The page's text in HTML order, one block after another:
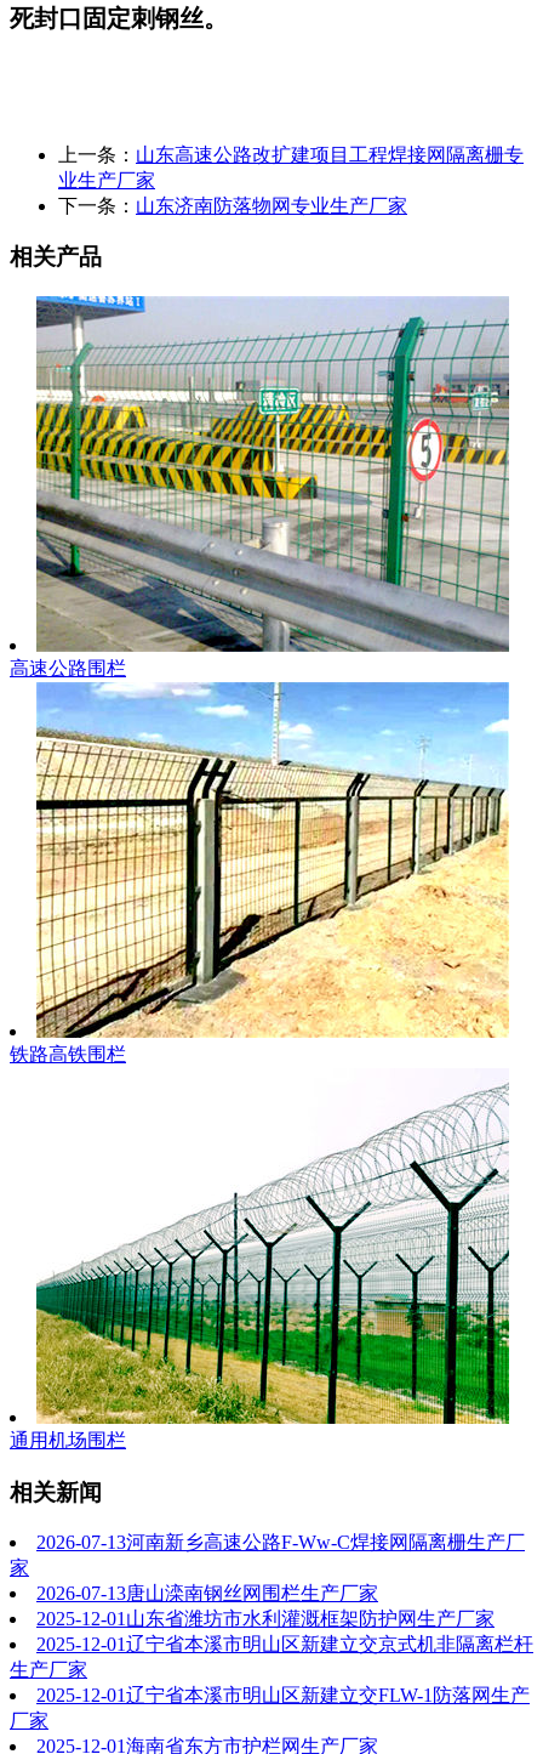
死封口固定刺钢丝。
上一条： 山东高速公路改扩建项目工程焊接网隔离栅专
业生产厂家
下一条： 山东济南防落物网专业生产厂家
相关产品
高速公路围栏
铁路高铁围栏
通用机场围栏
相关新闻
2026-07-13河南新乡高速公路F-Ww-C焊接网隔离栅生产厂
家
2026-07-13唐山滦南钢丝网围栏生产厂家
2025-12-01 山东省潍坊市水利灌溉框架防护网生产厂家
2025-12-01辽宁省本溪市明山区新建立交京式机非隔离栏杆
生产厂家
2025-12-01辽宁省本溪市明山区新建立交FLW-1防落网生产
厂家
2025-12-01海南省东方市护栏网生产厂家